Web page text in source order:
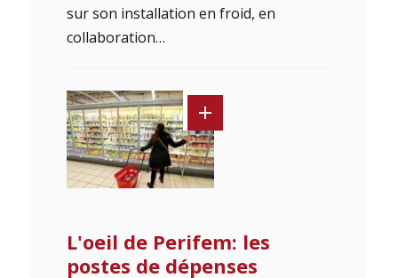
sur son installation en froid, en
collaboration…
L'oeil de Perifem: les
postes de dépenses